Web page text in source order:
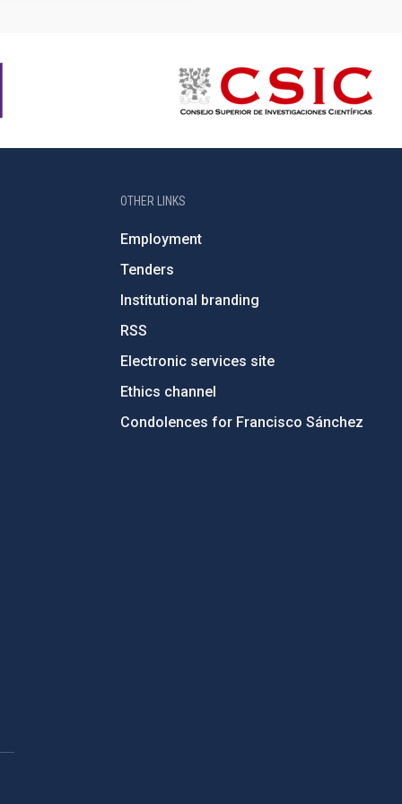
OTHER LINKS
Employment
Tenders
Institutional branding
RSS
Electronic services site
Ethics channel
Condolences for Francisco Sánchez